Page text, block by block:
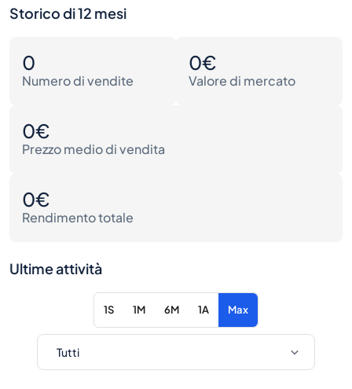
Storico di 12 mesi
0
Numero di vendite
0€
Valore di mercato
0€
Prezzo medio di vendita
0€
Rendimento totale
Ultime attività
1S 1M 6M 1A Max